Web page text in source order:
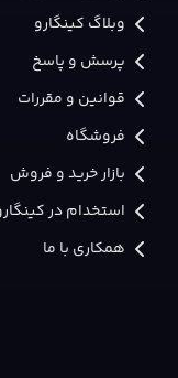
وبلاگ کینگارو
پرسش و پاسخ
قوانین و مقررات
فروشگاه
بازار خرید و فروش
استخدام در
همکاری با ما